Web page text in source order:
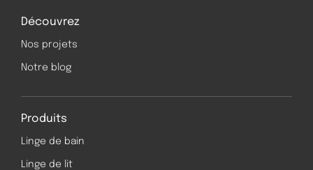
Découvrez
Nos projets
Notre blog
Produits
Linge de bain
Linge de lit